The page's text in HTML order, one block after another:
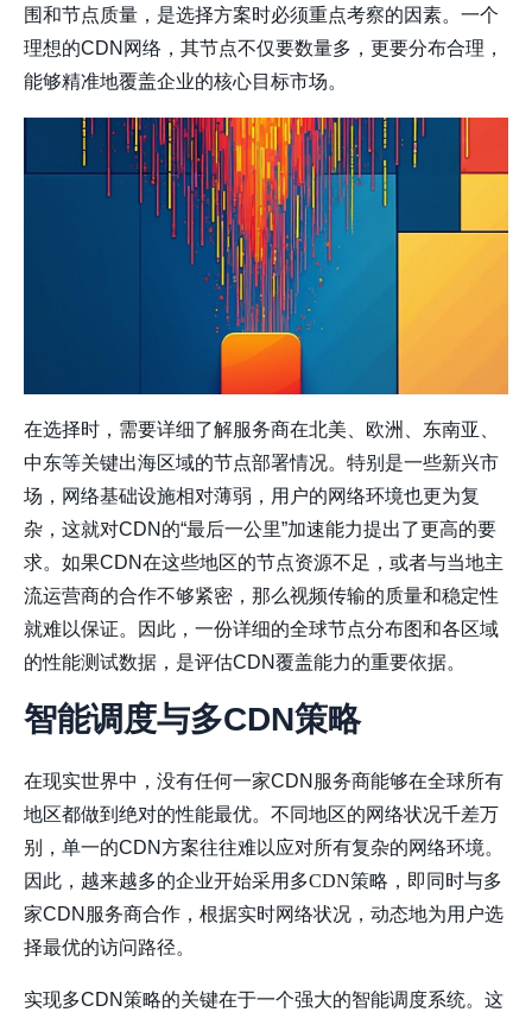
围和节点质量 ，是选择方案时必须重点考察的因素。一个
理想的CDN网络，其节点不仅要数量多，更要分布合理，
能够精准地覆盖企业的核心目标市场。
在选择时，需要详细了解服务商在北美、欧洲、东南亚、
中东等关键出海区域的节点部署情况。特别是一些新兴市
场，网络基础设施相对薄弱，用户的网络环境也更为复
杂，这就对CDN的“最后一公里”加速能力提出了更高的要
求。如果CDN在这些地区的节点资源不足，或者与当地主
流运营商的合作不够紧密，那么视频传输的质量和稳定性
就难以保证。因此，一份详细的全球节点分布图和各区域
的性能测试数据，是评估CDN覆盖能力的重要依据。
智能调度与多CDN策略
在现实世界中，没有任何一家CDN服务商能够在全球所有
地区都做到绝对的性能最优。不同地区的网络状况千差万
别，单一的CDN方案往往难以应对所有复杂的网络环境。
因此，越来越多的企业开始采用 多CDN策略 ，即同时与多
家CDN服务商合作，根据实时网络状况，动态地为用户选
择最优的访问路径。
实现多CDN策略的关键在于一个强大的智能调度系统。这